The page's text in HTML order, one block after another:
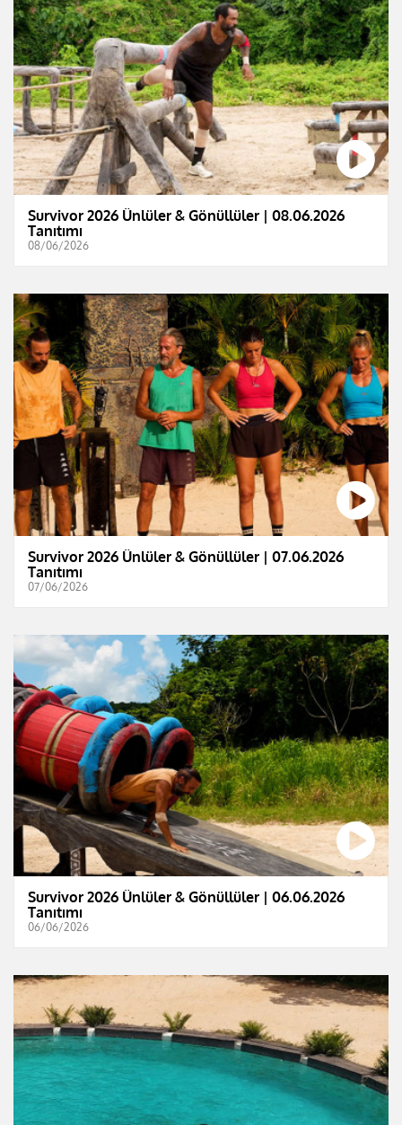
Survivor 2026 Ünlüler & Gönüllüler | 08.06.2026
Tanıtımı
08/06/2026
Survivor 2026 Ünlüler & Gönüllüler | 07.06.2026
Tanıtımı
07/06/2026
Survivor 2026 Ünlüler & Gönüllüler | 06.06.2026
Tanıtımı
06/06/2026